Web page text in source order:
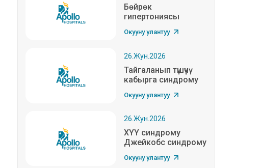
Бөйрөк
гипертониясы
Окууну улантуу
26.Жун.2026
Тайгаланып түшүүчү
кабырга синдрому
Окууну улантуу
26.Жун.2026
XYY синдрому
Джейкобс синдрому
Окууну улантуу